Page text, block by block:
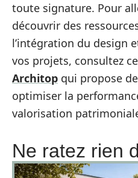
toute signature. Pour
découvrir des
l’intégration du design
vos projets, consultez
Architop qui propose
optimiser la
valorisation
Ne ratez rien